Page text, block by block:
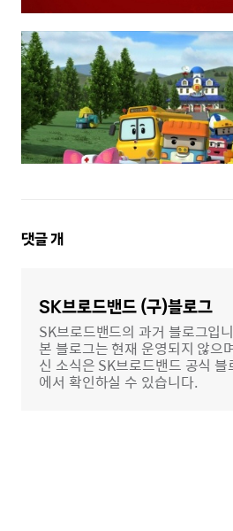
댓
댓글개
SK브로드밴드 (구)블로그
SK브로드밴드의 과거 블로그입
본 블로그는 현재 운영되지 않으
신 소식은 SK브로드밴드 공식 블
에서 확인하실 수 있습니다.